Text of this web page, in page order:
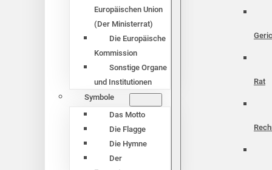
Europäischen Union
(Der Ministerrat)
Die Europäische
Kommission
Sonstige Organe
und Institutionen
Symbole
Das Motto
Die Flagge
Die Hymne
Der
Rat